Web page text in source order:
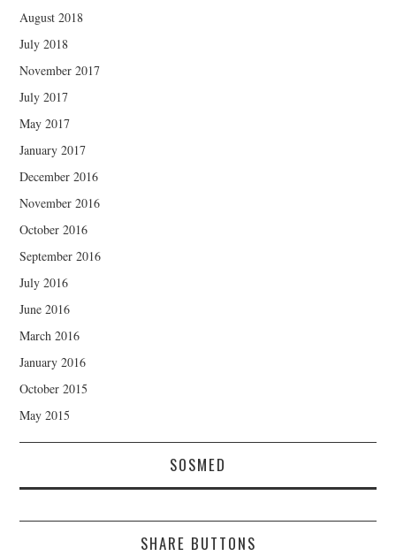
August 2018
July 2018
November 2017
July 2017
May 2017
January 2017
December 2016
November 2016
October 2016
September 2016
July 2016
June 2016
March 2016
January 2016
October 2015
May 2015
SOSMED
SHARE BUTTONS